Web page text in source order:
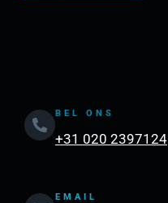
BEL ONS
+31 020 2397124
EMAIL